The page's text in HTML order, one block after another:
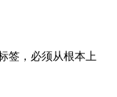
签，必须从根本上